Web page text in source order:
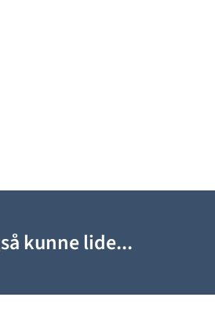
kunne lide...